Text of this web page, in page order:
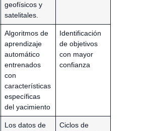
geofísicos y
satelitales.
Algoritmos de
aprendizaje
automático
entrenados
con
características
específicas
del yacimiento
Identificación
de objetivos
con mayor
confianza
Los datos de
Ciclos de